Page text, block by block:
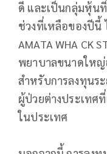
ดี และเป็นกลุ่มหุ้น
ช่วงที่เหลือของปีนี้
AMATA WHA CK
พยาบาลขนาดใหญ่
สำหรับการลงทุนร
ผู้ป่วยต่างประเทศ
ในประเทศ